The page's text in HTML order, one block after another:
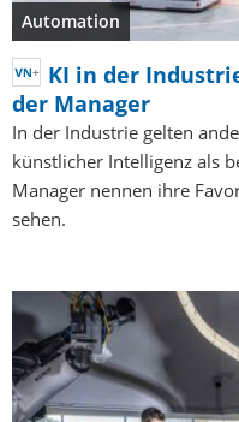
Automation
KI in der
der Manager
In der Industrie gelten
künstlicher Intelligenz als
Manager nennen ihre
sehen.